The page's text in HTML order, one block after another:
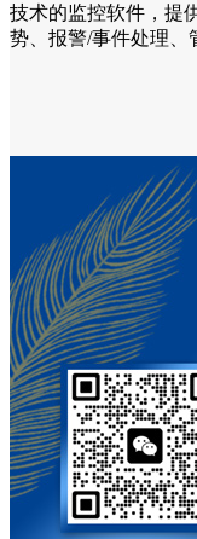
技术的监控软件，提
势、报警/事件处理、